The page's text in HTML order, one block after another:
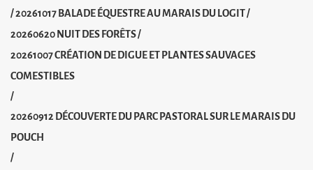
/20261017 BALADE ÉQUESTRE AU MARAIS DU LOGIT/
20260620 NUIT DES FORÊTS/
20261007 CRÉATION DE DIGUE ET PLANTES SAUVAGES
COMESTIBLES
/
20260912 DÉCOUVERTE DU PARC PASTORAL SUR LE MARAIS DU
POUCH
/